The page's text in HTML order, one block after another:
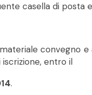
casella di posta
convegno
entro il
.